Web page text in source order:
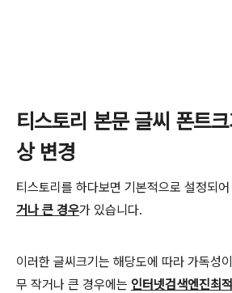
티스토리 본문 글씨 폰트
상 변경
티스토리를 하다보면 기본적으로 설정되어
거나 큰 경우가 있습니다.
이러한 글씨크기는 해당도에 따라 가독성
무 작거나 큰 경우에는 인터넷검색엔진최